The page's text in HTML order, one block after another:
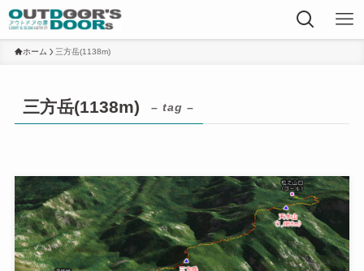
ホーム 三方岳(1138m)
三方岳(1138m) – tag –